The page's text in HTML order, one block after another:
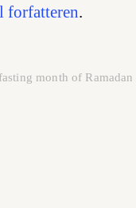
forfatteren.
month of